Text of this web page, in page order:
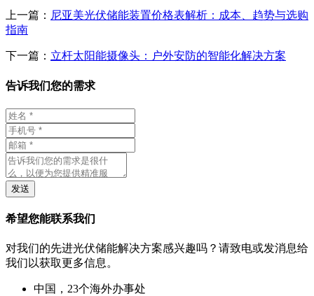
上一篇： 尼亚美光伏储能装置价格表解析：成本、趋势与选购
指南
下一篇： 立杆太阳能摄像头：户外安防的智能化解决方案
告诉我们您的需求
发送
希望您能联系我们
对我们的先进光伏储能解决方案感兴趣吗？请致电或发消息给
我们以获取更多信息。
中国，23个海外办事处